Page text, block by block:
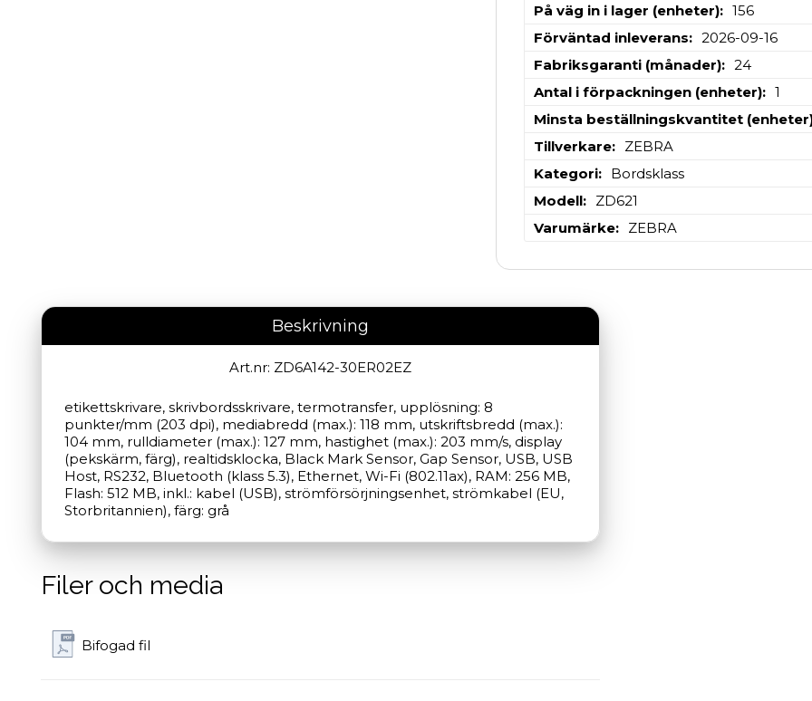
På väg in i lager (enheter)
156
Förväntad inleverans
2026-09-16
Fabriksgaranti (månader)
24
Antal i förpackningen (enheter)
1
Minsta beställningskvantitet
Tillverkare
ZEBRA
Kategori
Bordsklass
Modell
ZD621
Varumärke
ZEBRA
Beskrivning
Art.nr: ZD6A142-30ER02EZ
etikettskrivare, skrivbordsskrivare, termotransfer, upplösning: 8
punkter/mm (203 dpi), mediabredd (max.): 118 mm, utskriftsbredd (max.):
104 mm, rulldiameter (max.): 127 mm, hastighet (max.): 203 mm/s, display
(pekskärm, färg), realtidsklocka, Black Mark Sensor, Gap Sensor, USB, USB
Host, RS232, Bluetooth (klass 5.3), Ethernet, Wi-Fi (802.11ax), RAM: 256 MB,
Flash: 512 MB, inkl.: kabel (USB), strömförsörjningsenhet, strömkabel (EU,
Storbritannien), färg: grå
Filer och media
Bifogad fil